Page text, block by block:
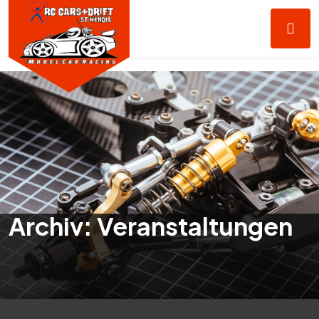
Archiv:Veranstaltungen